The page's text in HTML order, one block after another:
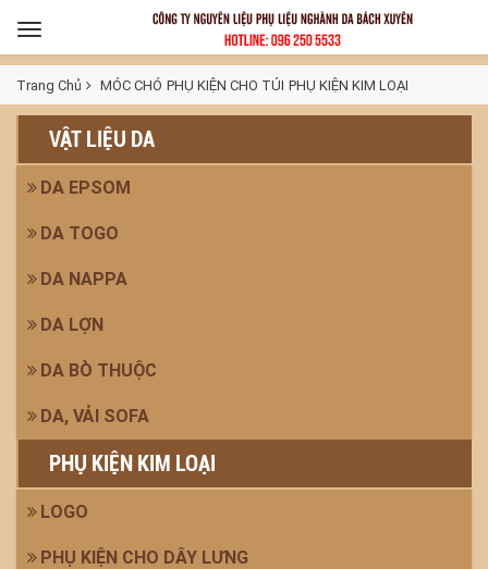
Toggle
navigation
Trang Chủ MÓC CHÓ PHỤ KIỆN CHO TÚI PHỤ KIỆN KIM LOẠI
VẬT LIỆU DA
DA EPSOM
DA TOGO
DA NAPPA
DA LỢN
DA BÒ THUỘC
DA, VẢI SOFA
PHỤ KIỆN KIM LOẠI
LOGO
PHỤ KIỆN CHO DÂY LƯNG